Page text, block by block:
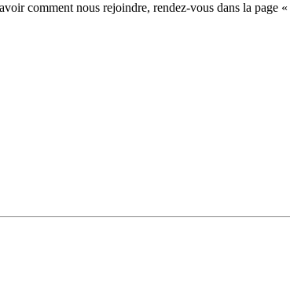
comment nous rejoindre, rendez-vous dans la page «